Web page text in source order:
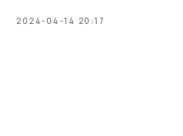
2024-04-14 20:17